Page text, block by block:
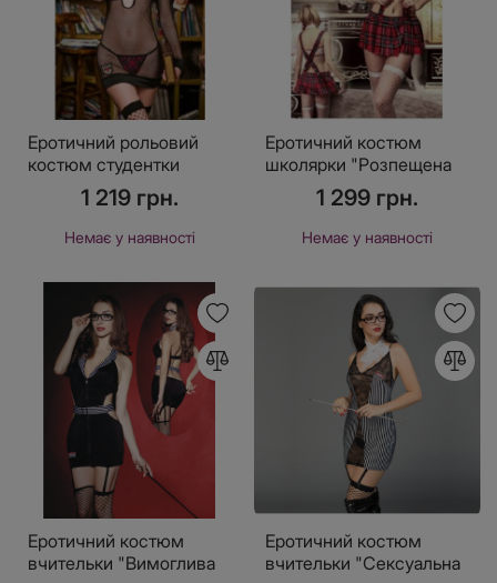
Еротичний рольовий
костюм студентки
"Старанна Луїза" One
Size Black1 219 грн.
Немає у наявності
Еротичний костюм
школярки "Розпещена
Тіна" One Size
1 299 грн.
Немає у наявності
Еротичний костюм
вчительки "Вимоглива
Еротичний костюм
вчительки "Сексуальна